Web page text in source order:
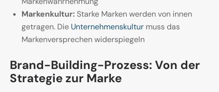
Markenkultur: Starke Marken werden von innen
getragen. Die Unternehmenskultur muss das
Markenversprechen widerspiegeln
Brand-Building-Prozess: Von der
Strategie zur Marke